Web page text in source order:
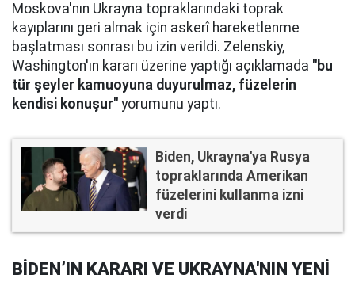
Moskova'nın Ukrayna topraklarındaki toprak
kayıplarını geri almak için askerî hareketlenme
başlatması sonrası bu izin verildi. Zelenskiy,
Washington'ın kararı üzerine yaptığı açıklamada "bu
tür şeyler kamuoyuna duyurulmaz, füzelerin
kendisi konuşur" yorumunu yaptı.
Biden, Ukrayna'ya Rusya
topraklarında Amerikan
füzelerini kullanma izni
verdi
BİDEN’IN KARARI VE UKRAYNA'NIN YENİ